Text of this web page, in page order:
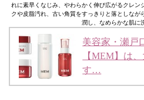
れに素早くなじみ、やわらかく伸び広がるクレン
クや皮脂汚れ、古い角質をすっきりと落としなが
潤し、なめらかな肌に
美容家・瀬戸
【MEM】は
す…